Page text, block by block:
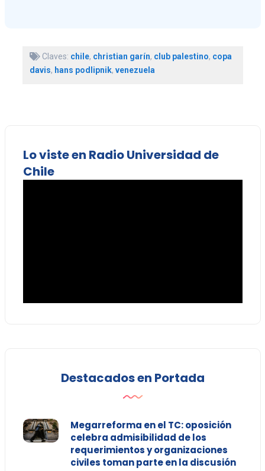
Claves: chile, christian garín, club palestino, copa
davis, hans podlipnik, venezuela
Lo viste en Radio Universidad de
Chile
Destacados en Portada
Megarreforma en el TC: oposición
celebra admisibilidad de los
requerimientos y organizaciones
civiles toman parte en la discusión